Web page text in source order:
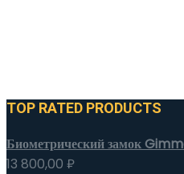
TOP RATED PRODUCTS
Биометрический замок
13 800,00 ₽